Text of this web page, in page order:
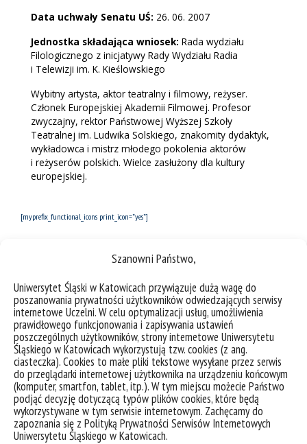
Szanowni Państwo,
Uniwersytet Śląski w Katowicach przywiązuje dużą wagę do
poszanowania prywatności użytkowników odwiedzających serwisy
internetowe Uczelni. W celu optymalizacji usług, umożliwienia
prawidłowego funkcjonowania i zapisywania ustawień
poszczególnych użytkowników, strony internetowe Uniwersytetu
Śląskiego w Katowicach wykorzystują tzw. cookies (z ang.
ciasteczka). Cookies to małe pliki tekstowe wysyłane przez serwis
do przeglądarki internetowej użytkownika na urządzeniu końcowym
(komputer, smartfon, tablet, itp.). W tym miejscu możecie Państwo
podjąć decyzję dotyczącą typów plików cookies, które będą
wykorzystywane w tym serwisie internetowym. Zachęcamy do
zapoznania się z Polityką Prywatności Serwisów Internetowych
Uniwersytetu Śląskiego w Katowicach.
Data uchwały Senatu UŚ: 26. 06. 2007
Jednostka składająca wniosek: Rada wydziału
Filologicznego z inicjatywy Rady Wydziału Radia
i Telewizji im. K. Kieślowskiego
Wybitny artysta, aktor teatralny i filmowy, reżyser.
Członek Europejskiej Akademii Filmowej. Profesor
zwyczajny, rektor Państwowej Wyższej Szkoły
Teatralnej im. Ludwika Solskiego, znakomity dydaktyk,
wykładowca i mistrz młodego pokolenia aktorów
i reżyserów polskich. Wielce zasłużony dla kultury
europejskiej.
[myprefix_functional_icons print_icon=”yes”]
deklaracja dostępności
mapa strony
ochrona danych osobowych i klauzule RODO